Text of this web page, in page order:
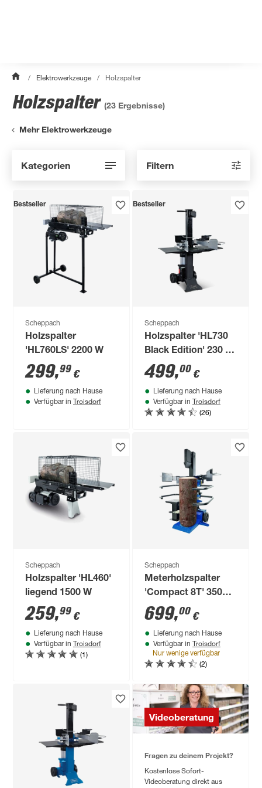
/ Elektrowerkzeuge / Holzspalter
Holzspalter (23 Ergebnisse)
Mehr Elektrowerkzeuge
Kategorien Filtern
Bestseller
Scheppach
Holzspalter
'HL760LS' 2200 W
299,99 €
Lieferung nach Hause
Verfügbar in Troisdorf
Bestseller
Scheppach
Holzspalter 'HL730
Black Edition' 230 V
3000 W
499,00 €
Lieferung nach Hause
Verfügbar in Troisdorf
(26)
Scheppach
Holzspalter 'HL460'
liegend 1500 W
259,99 €
Lieferung nach Hause
Verfügbar in Troisdorf
(1)
Scheppach
Meterholzspalter
'Compact 8T' 3500
W
699,00 €
Lieferung nach Hause
Verfügbar in Troisdorf
Nur wenige verfügbar
(2)
Videoberatung
Fragen zu deinem Projekt?
Kostenlose Sofort-
Videoberatung direkt aus